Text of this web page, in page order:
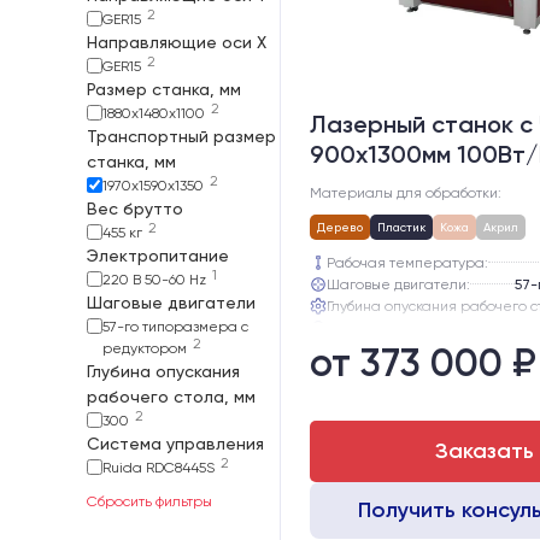
GER15 2
Направляющие оси Х
GER15 2
Размер станка, мм
1880х1480х1100 2
Транспортный размер
станка, мм
1970х1590х1350 2
Вес брутто
455 кг 2
Электропитание
220 В 50-60 Hz 1
Шаговые двигатели
57-го типоразмера с
редуктором 2
Глубина опускания
рабочего стола, мм
300 2
Система управления
Ruida RDC8445S 2
Сбросить фильтры
Лазерный станок c
900х1300мм
Материалы для обработки:
Дерево Пластик Кожа Акрил
Рабочая температура:
Шаговые двигатели:
Глубина опускания рабочего
Направляющие оси Х:
Точность позиционирования,
от 373 000 ₽
Заказать
Получить